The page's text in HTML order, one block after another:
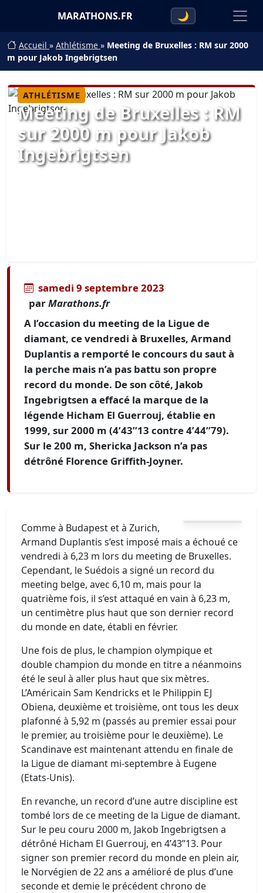
MARATHONS.FR 🌙
Accueil » Athlétisme » Meeting de Bruxelles : RM sur 2000
m pour Jakob Ingebrigtsen
ATHLÉTISME
Meeting de Bruxelles : RM
sur 2000 m pour Jakob
Ingebrigtsen
samedi 9 septembre 2023
parMarathons.fr
A l’occasion du meeting de la Ligue de
diamant, ce vendredi à Bruxelles, Armand
Duplantis a remporté le concours du saut à
la perche mais n’a pas battu son propre
record du monde. De son côté, Jakob
Ingebrigtsen a effacé la marque de la
légende Hicham El Guerrouj, établie en
1999, sur 2000 m (4’43’’13 contre 4’44’’79).
Sur le 200 m, Shericka Jackson n’a pas
détrôné Florence Griffith-Joyner.
Comme à Budapest et à Zurich,
Armand Duplantis s’est imposé mais a échoué ce
vendredi à 6,23 m lors du meeting de Bruxelles.
Cependant, le Suédois a signé un record du
meeting belge, avec 6,10 m, mais pour la
quatrième fois, il s’est attaqué en vain à 6,23 m,
un centimètre plus haut que son dernier record
du monde en date, établi en février.
Une fois de plus, le champion olympique et
double champion du monde en titre a néanmoins
été le seul à aller plus haut que six mètres.
L’Américain Sam Kendricks et le Philippin EJ
Obiena, deuxième et troisième, ont tous les deux
plafonné à 5,92 m (passés au premier essai pour
le premier, au troisième pour le deuxième). Le
Scandinave est maintenant attendu en finale de
la Ligue de diamant mi-septembre à Eugene
(Etats-Unis).
En revanche, un record d’une autre discipline est
tombé lors de ce meeting de la Ligue de diamant.
Sur le peu couru 2000 m, Jakob Ingebrigtsen a
détrôné Hicham El Guerrouj, en 4’43’’13. Pour
signer son premier record du monde en plein air,
le Norvégien de 22 ans a amélioré de plus d’une
seconde et demie le précédent chrono de